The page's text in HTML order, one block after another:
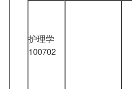
护理学
100702